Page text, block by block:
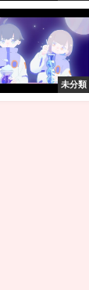
未分類